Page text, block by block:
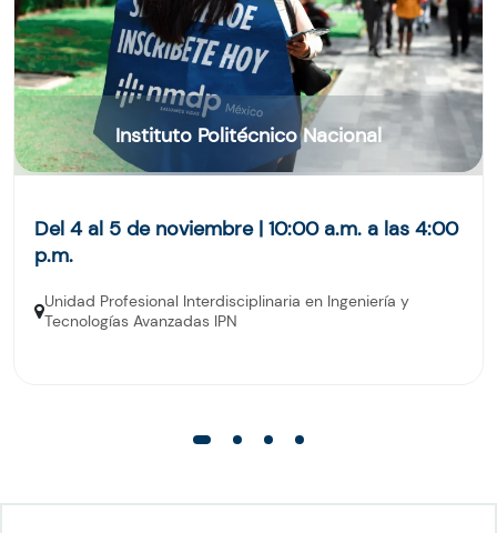
Instituto Politécnico Nacional
Del 4 al 5 de noviembre | 10:00 a.m. a las 4:00
p.m.
Unidad Profesional Interdisciplinaria en Ingeniería y
Tecnologías Avanzadas IPN